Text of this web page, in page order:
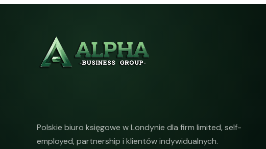
Polskie biuro księgowe w Londynie dla firm limited, self-
employed, partnership i klientów indywidualnych.